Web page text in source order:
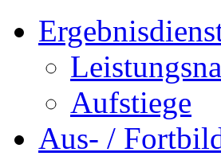
Aufstiege
Aus- /